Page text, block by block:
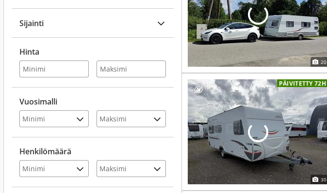
Sijainti
Henkilömäärä
Vuosimalli
Hinta
20
PÄIVITETTY 72H
30